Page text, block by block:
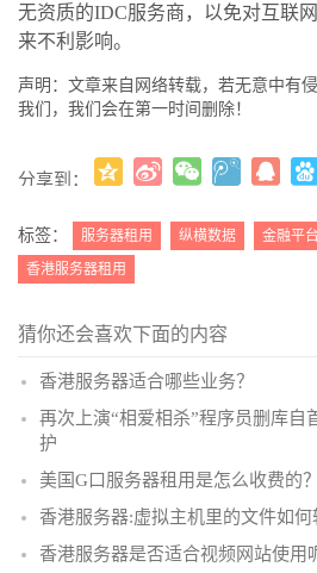
无资质的IDC服务商，以免对互联
来不利影响。
声明：文章来自网络转载，若无意中有
我们，我们会在第一时间删除！
分享到：
标签： 服务器租用 纵横数据 金融平台
香港服务器租用
猜你还会喜欢下面的内容
香港服务器适合哪些业务？
再次上演“相爱相杀”程序员删库自
护
美国G口服务器租用是怎么收费的？
香港服务器:虚拟主机里的文件如何
香港服务器是否适合视频网站使用